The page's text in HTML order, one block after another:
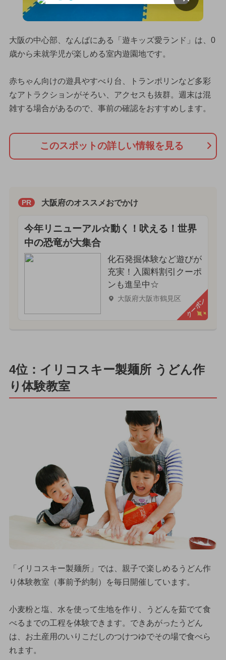
大阪の中心部、なんばにある「遊キッズ愛ランド」は、0
歳から未就学児が楽しめる室内遊園地です。
赤ちゃん向けの遊具やすべり台、トランポリンなど多彩
なアトラクションがそろい、アクセスも抜群。週末は混
雑する場合があるので、事前の確認をおすすめします。
このスポットの詳しい情報を見る
PR 大阪府のオススメおでかけ
今年リニューアル☆動く！吠える！世界
中の恐竜が大集合
化石発掘体験など遊びが
充実！入園料割引クーポ
ンも進呈中☆
大阪府大阪市鶴見区 クーポン
4位：イリコスキー製麺所 うどん作
り体験教室
「イリコスキー製麺所」では、親子で楽しめるうどん作
り体験教室（事前予約制）を毎日開催しています。
小麦粉と塩、水を使って生地を作り、うどんを茹でて食
べるまでの工程を体験できます。できあがったうどん
は、お土産用のいりこだしのつけつゆでその場で食べら
れます。